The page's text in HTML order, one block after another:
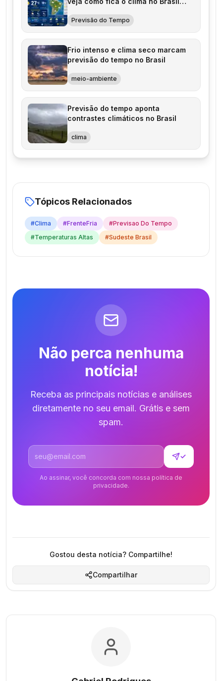
Previsão do Tempo
Frio intenso e clima seco marcam
previsão do tempo no Brasil
meio-ambiente
Previsão do tempo aponta
contrastes climáticos no Brasil
clima
Tópicos Relacionados
#Clima #FrenteFria #Previsao Do Tempo
#Temperaturas Altas #Sudeste Brasil
Não perca nenhuma
notícia!
Receba as principais notícias e análises
diretamente no seu email. Grátis e sem
spam.
Endereço de email
✓
Ao assinar, você concorda com nossa política de
privacidade.
Gostou desta notícia? Compartilhe!
Compartilhar